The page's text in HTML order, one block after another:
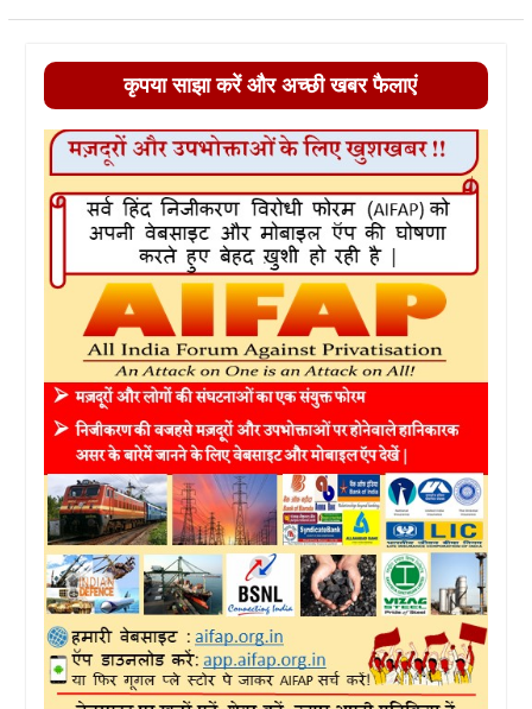
कृपया साझा करें और अच्छी खबर फैलाएं